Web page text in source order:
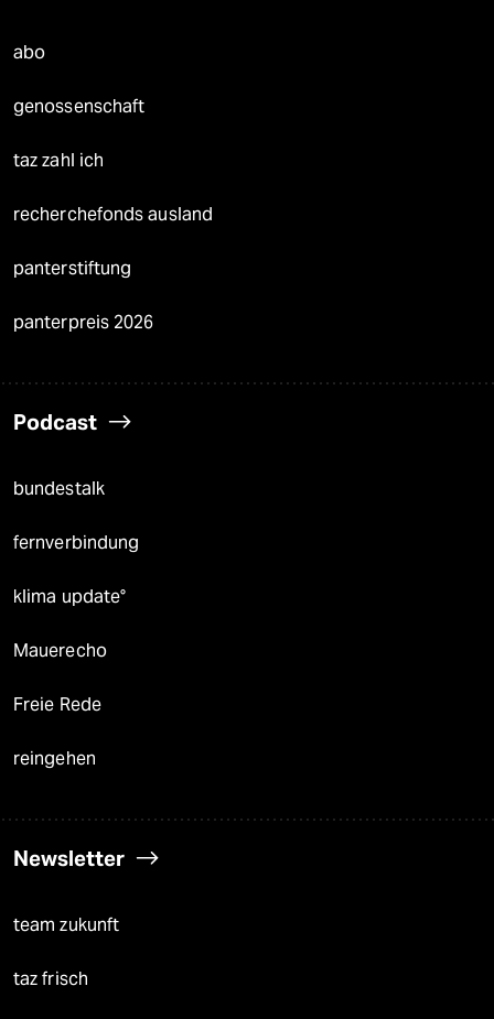
abo
genossenschaft
taz zahl ich
recherchefonds ausland
panterstiftung
panterpreis 2026
Podcast
bundestalk
fernverbindung
klima update°
Mauerecho
Freie Rede
reingehen
Newsletter
team zukunft
taz frisch